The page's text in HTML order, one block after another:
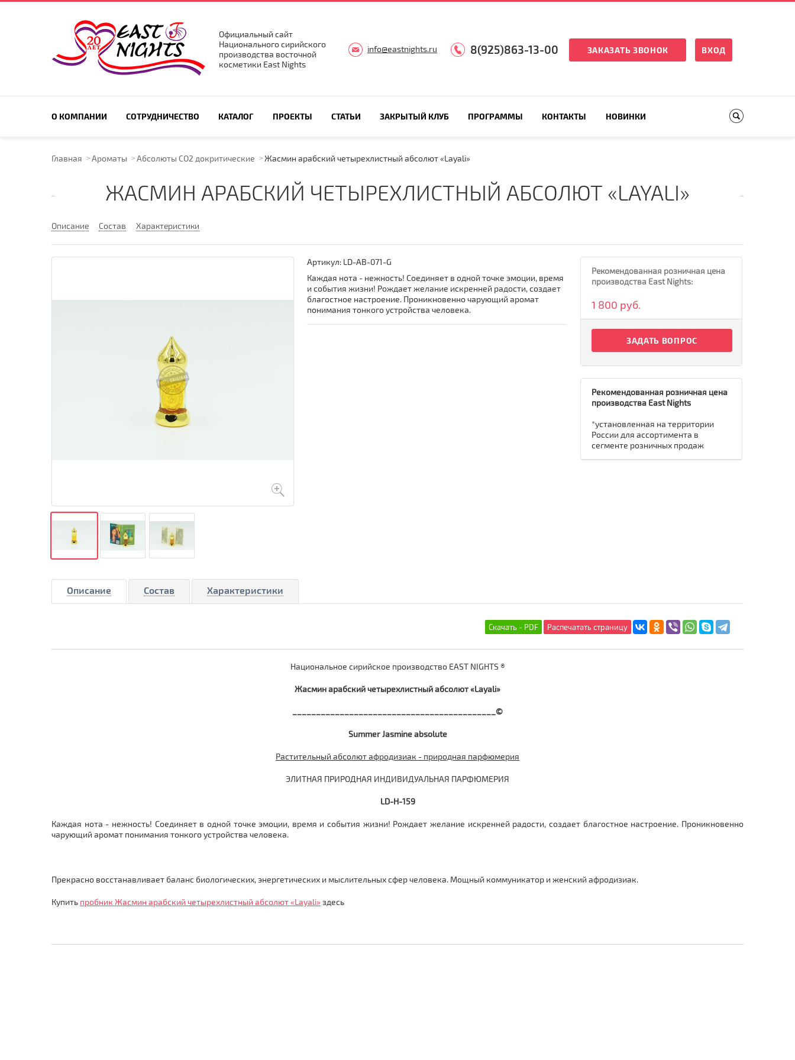
Официальный сайт
Национального сирийского
производства восточной
косметики East Nights
info@eastnights.ru 8(925)863-13-00 ЗАКАЗАТЬ ЗВОНОК ВХОД
О КОМПАНИИ СОТРУДНИЧЕСТВО КАТАЛОГ ПРОЕКТЫ СТАТЬИ ЗАКРЫТЫЙ КЛУБ ПРОГРАММЫ КОНТАКТЫ НОВИНКИ
ПОИСК ПО САЙТУ
Главная Ароматы Абсолюты CO2 докритические Жасмин арабский четырехлистный абсолют «Layali»
ЖАСМИН АРАБСКИЙ ЧЕТЫРЕХЛИСТНЫЙ АБСОЛЮТ «LAYALI»
Описание Состав Характеристики
Артикул: LD-AB-071-G
Каждая нота - нежность! Соединяет в одной точке эмоции, время
и события жизни! Рождает желание искренней радости, создает
благостное настроение. Проникновенно чарующий аромат
понимания тонкого устройства человека.
Рекомендованная розничная цена
производства East Nights:
1 800 руб.
ЗАДАТЬ ВОПРОС
Рекомендованная розничная цена
производства East Nights
*установленная на территории
России для ассортимента в
сегменте розничных продаж
Описание Состав Характеристики
Национальное сирийское производство EAST NIGHTS ®
Жасмин арабский четырехлистный абсолют «Layali»
___________________________________________©
Summer Jasmine absolute
Растительный абсолют афродизиак - природная парфюмерия
ЭЛИТНАЯ ПРИРОДНАЯ ИНДИВИДУАЛЬНАЯ ПАРФЮМЕРИЯ
LD-H-159
Каждая нота - нежность! Соединяет в одной точке эмоции, время и события жизни! Рождает желание искренней радости, создает благостное настроение. Проникновенно
чарующий аромат понимания тонкого устройства человека.
Прекрасно восстанавливает баланс биологических, энергетических и мыслительных сфер человека. Мощный коммуникатор и женский афродизиак.
Купить пробник Жасмин арабский четырехлистный абсолют «Layali» здесь